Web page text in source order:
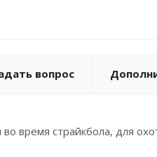
вопрос
время страйкбола, для